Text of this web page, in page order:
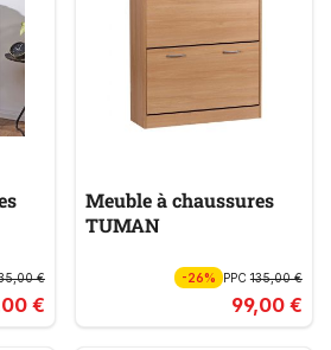
€
€
Meuble à chaussures
TUMAN
-26% PPC135,00 €
99,00 €